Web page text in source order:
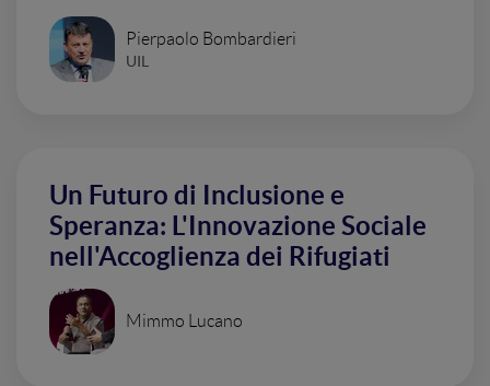
Pierpaolo Bombardieri
UIL
Un Futuro di Inclusione e
Speranza: L'Innovazione Sociale
nell'Accoglienza dei Rifugiati
Mimmo Lucano